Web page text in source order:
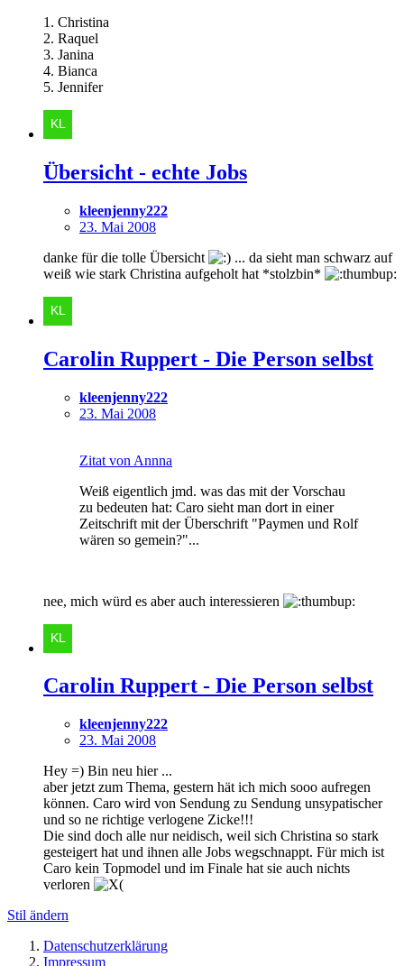
1. Christina
2. Raquel
3. Janina
4. Bianca
5. Jennifer
Übersicht - echte Jobs
kleenjenny222
23. Mai 2008
danke für die tolle Übersicht
... da sieht man schwarz auf
weiß wie stark Christina aufgeholt hat *stolzbin*
Carolin Ruppert - Die Person selbst
kleenjenny222
23. Mai 2008
Zitat von Annna
Weiß eigentlich jmd. was das mit der Vorschau
zu bedeuten hat: Caro sieht man dort in einer
Zeitschrift mit der Überschrift "Paymen und Rolf
wären so gemein?"...
nee, mich würd es aber auch interessieren
Carolin Ruppert - Die Person selbst
kleenjenny222
23. Mai 2008
Hey =) Bin neu hier ...
aber jetzt zum Thema, gestern hät ich mich sooo aufregen
können. Caro wird von Sendung zu Sendung unsypatischer
und so ne richtige verlogene Zicke!!!
Die sind doch alle nur neidisch, weil sich Christina so stark
gesteigert hat und ihnen alle Jobs wegschnappt. Für mich ist
Caro kein Topmodel und im Finale hat sie auch nichts
verloren
Stil ändern
Datenschutzerklärung
Impressum